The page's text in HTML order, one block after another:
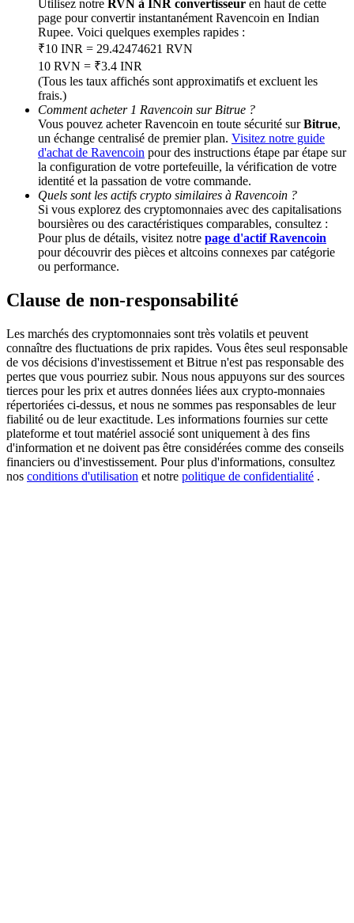
BTC Welcome Rewards
Deposit & Trade BTC to Share 25000 USDT prize pool!
Deposit CASHCAT & Win
Share 500000 CASHCAT prize pool
Exclusive for BitMart Users
Register & Trade to Win 500,000 USDT
Trade Gold & Silver · 33,333 USDT Bonus
USDT New User Exclusive 10% APR
USDT Flexible Staking | Daily Rewards
Utilisez notre RVN à INR convertisseur en haut de cette
page pour convertir instantanément Ravencoin en Indian
Rupee. Voici quelques exemples rapides :
₹10 INR = 29.42474621 RVN
10 RVN = ₹3.4 INR
(Tous les taux affichés sont approximatifs et excluent les
frais.)
Comment acheter 1 Ravencoin sur Bitrue ?
Vous pouvez acheter Ravencoin en toute sécurité surBitrue,
un échange centralisé de premier plan. Visitez notre guide
d'achat de Ravencoin pour des instructions étape par étape sur
la configuration de votre portefeuille, la vérification de votre
identité et la passation de votre commande.
Quels sont les actifs crypto similaires à Ravencoin ?
Si vous explorez des cryptomonnaies avec des capitalisations
boursières ou des caractéristiques comparables, consultez :
Pour plus de détails, visitez notre page d'actif Ravencoin
pour découvrir des pièces et altcoins connexes par catégorie
ou performance.
Clause de non-responsabilité
Les marchés des cryptomonnaies sont très volatils et peuvent
connaître des fluctuations de prix rapides. Vous êtes seul responsable
de vos décisions d'investissement et Bitrue n'est pas responsable des
pertes que vous pourriez subir. Nous nous appuyons sur des sources
tierces pour les prix et autres données liées aux crypto-monnaies
répertoriées ci-dessus, et nous ne sommes pas responsables de leur
fiabilité ou de leur exactitude. Les informations fournies sur cette
plateforme et tout matériel associé sont uniquement à des fins
d'information et ne doivent pas être considérées comme des conseils
financiers ou d'investissement. Pour plus d'informations, consultez
nos conditions d'utilisation et notre politique de confidentialité .